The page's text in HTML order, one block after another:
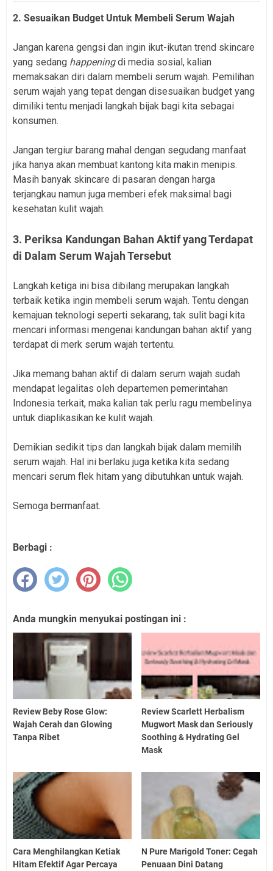
2. Sesuaikan Budget Untuk Membeli Serum Wajah
Jangan karena gengsi dan ingin ikut-ikutan trend skincare
yang sedang happeningdi media sosial, kalian
memaksakan diri dalam membeli serum wajah. Pemilihan
serum wajah yang tepat dengan disesuaikan budget yang
dimiliki tentu menjadi langkah bijak bagi kita sebagai
konsumen.
Jangan tergiur barang mahal dengan segudang manfaat
jika hanya akan membuat kantong kita makin menipis.
Masih banyak skincare di pasaran dengan harga
terjangkau namun juga memberi efek maksimal bagi
kesehatan kulit wajah.
3. Periksa Kandungan Bahan Aktif yang Terdapat
di Dalam Serum Wajah Tersebut
Langkah ketiga ini bisa dibilang merupakan langkah
terbaik ketika ingin membeli serum wajah. Tentu dengan
kemajuan teknologi seperti sekarang, tak sulit bagi kita
mencari informasi mengenai kandungan bahan aktif yang
terdapat di merk serum wajah tertentu.
Jika memang bahan aktif di dalam serum wajah sudah
mendapat legalitas oleh departemen pemerintahan
Indonesia terkait, maka kalian tak perlu ragu membelinya
untuk diaplikasikan ke kulit wajah.
Demikian sedikit tips dan langkah bijak dalam memilih
serum wajah. Hal ini berlaku juga ketika kita sedang
mencari serum flek hitam yang dibutuhkan untuk wajah.
Semoga bermanfaat.
Berbagi :
Anda mungkin menyukai postingan ini :
Review Beby Rose Glow:
Wajah Cerah dan Glowing
Tanpa Ribet
Review Scarlett Herbalism
Mugwort Mask dan Seriously
Soothing & Hydrating Gel
Mask
Cara Menghilangkan Ketiak
Hitam Efektif Agar Percaya
N Pure Marigold Toner: Cegah
Penuaan Dini Datang